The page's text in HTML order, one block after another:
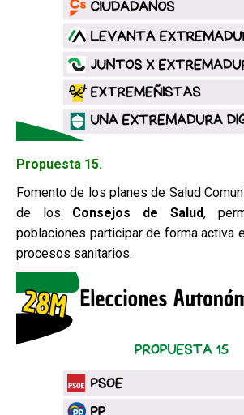
Propuesta 15.
Fomento de los planes de Salud
de los Consejos de Salud,
poblaciones participar de forma activa
procesos sanitarios.